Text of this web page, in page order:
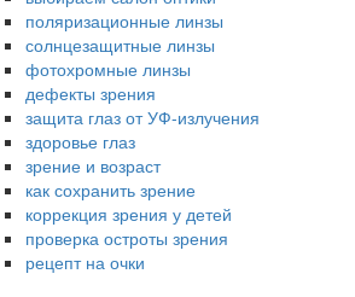
поляризационные линзы
солнцезащитные линзы
фотохромные линзы
дефекты зрения
защита глаз от УФ-излучения
здоровье глаз
зрение и возраст
как сохранить зрение
коррекция зрения у детей
проверка остроты зрения
рецепт на очки